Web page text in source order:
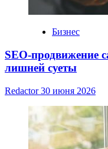
Бизнес
SEO-продвижение
лишней суеты
Redactor30 июня 2026